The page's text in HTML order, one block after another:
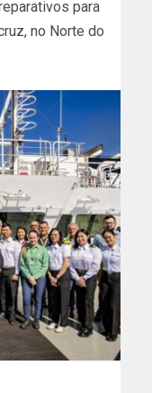
para
no Norte do